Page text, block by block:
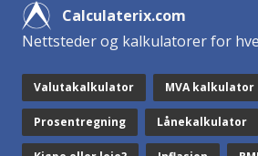
Calculaterix.com
Nettsteder og kalkulatorer for
Valutakalkulator MVA kalkulator
Prosentregning Lånekalkulator